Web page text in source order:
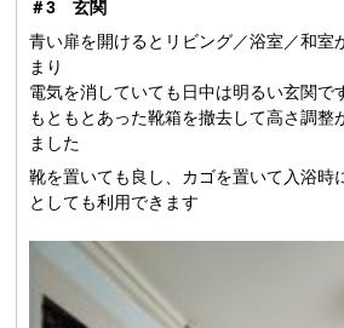
＃3 玄関
青い扉を開けるとリビング／浴室／和室
まり
電気を消していても日中は明るい玄関で
もともとあった靴箱を撤去して高さ調整
ました
靴を置いても良し、カゴを置いて入浴時
としても利用できます